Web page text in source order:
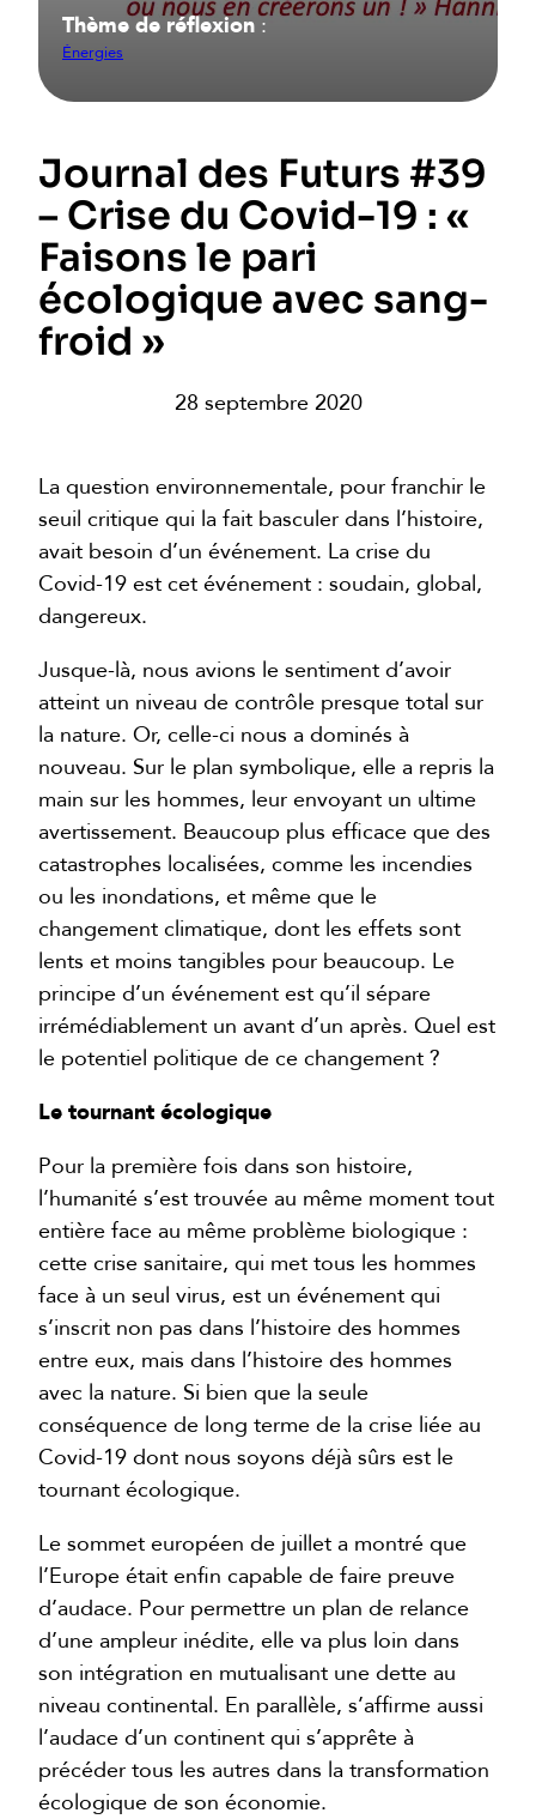
Thème de réflexion:
Énergies
Journal des Futurs #39
– Crise du Covid-19 : «
Faisons le pari
écologique avec sang-
froid »
28 septembre 2020
La question environnementale, pour franchir le
seuil critique qui la fait basculer dans l’histoire,
avait besoin d’un événement. La crise du
Covid-19 est cet événement : soudain, global,
dangereux.
Jusque-là, nous avions le sentiment d’avoir
atteint un niveau de contrôle presque total sur
la nature. Or, celle-ci nous a dominés à
nouveau. Sur le plan symbolique, elle a repris la
main sur les hommes, leur envoyant un ultime
avertissement. Beaucoup plus efficace que des
catastrophes localisées, comme les incendies
ou les inondations, et même que le
changement climatique, dont les effets sont
lents et moins tangibles pour beaucoup. Le
principe d’un événement est qu’il sépare
irrémédiablement un avant d’un après. Quel est
le potentiel politique de ce changement ?
Le tournant écologique
Pour la première fois dans son histoire,
l’humanité s’est trouvée au même moment tout
entière face au même problème biologique :
cette crise sanitaire, qui met tous les hommes
face à un seul virus, est un événement qui
s’inscrit non pas dans l’histoire des hommes
entre eux, mais dans l’histoire des hommes
avec la nature. Si bien que la seule
conséquence de long terme de la crise liée au
Covid-19 dont nous soyons déjà sûrs est le
tournant écologique.
Le sommet européen de juillet a montré que
l’Europe était enfin capable de faire preuve
d’audace. Pour permettre un plan de relance
d’une ampleur inédite, elle va plus loin dans
son intégration en mutualisant une dette au
niveau continental. En parallèle, s’affirme aussi
l’audace d’un continent qui s’apprête à
précéder tous les autres dans la transformation
écologique de son économie.